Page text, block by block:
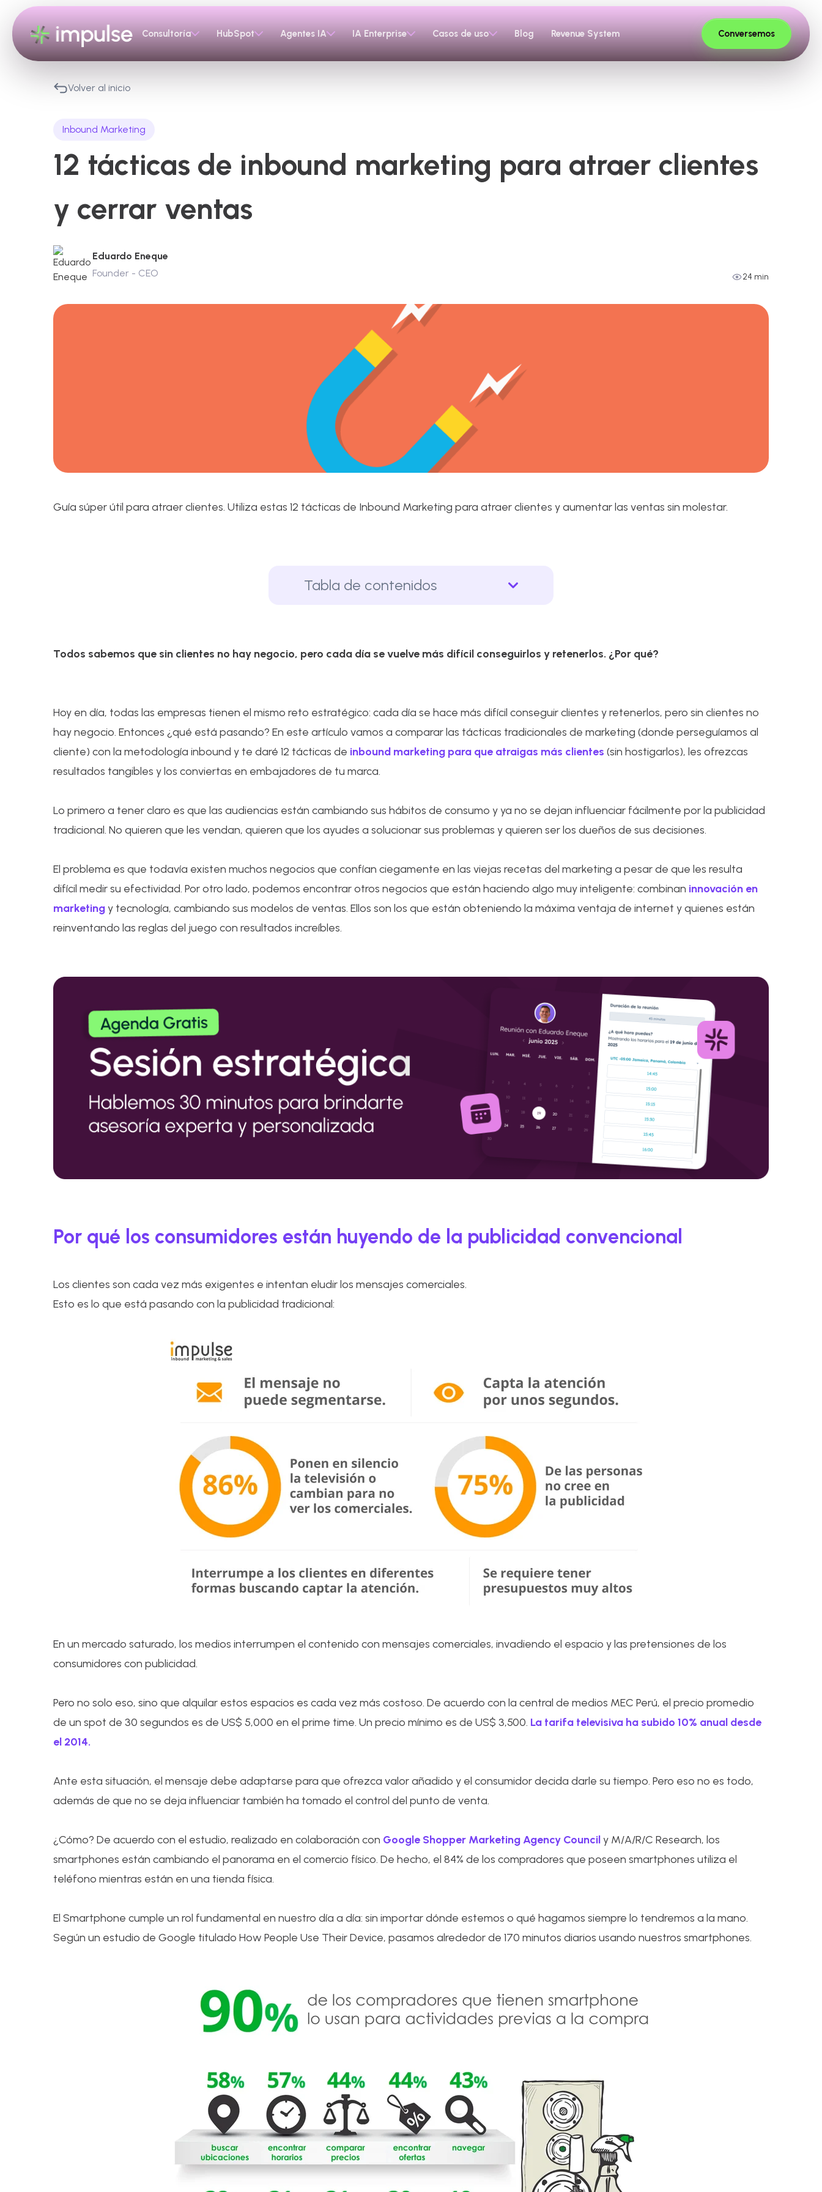
Consultoría HubSpot Agentes IA IA Enterprise Casos de uso Blog Revenue System Conversemos
Volver al inicio
Inbound Marketing
12 tácticas de inbound marketing para atraer clientes
y cerrar ventas
Eduardo Eneque
Founder - CEO
24 min
Guía súper útil para atraer clientes. Utiliza estas 12 tácticas de Inbound Marketing para atraer clientes y aumentar las ventas sin molestar.
Tabla de contenidos
Todos sabemos que sin clientes no hay negocio, pero cada día se vuelve más difícil conseguirlos y retenerlos. ¿Por qué?
Hoy en día, todas las empresas tienen el mismo reto estratégico: cada día se hace más difícil conseguir clientes y retenerlos, pero sin clientes no
hay negocio. Entonces ¿qué está pasando? En este artículo vamos a comparar las tácticas tradicionales de marketing (donde perseguíamos al
cliente) con la metodología inbound y te daré 12 tácticas de inbound marketing para que atraigas más clientes(sin hostigarlos), les ofrezcas
resultados tangibles y los conviertas en embajadores de tu marca.
Lo primero a tener claro es que las audiencias están cambiando sus hábitos de consumo y ya no se dejan influenciar fácilmente por la publicidad
tradicional. No quieren que les vendan, quieren que los ayudes a solucionar sus problemas y quieren ser los dueños de sus decisiones.
El problema es que todavía existen muchos negocios que confían ciegamente en las viejas recetas del marketing a pesar de que les resulta
difícil medir su efectividad. Por otro lado, podemos encontrar otros negocios que están haciendo algo muy inteligente: combinan innovación en
marketing y tecnología, cambiando sus modelos de ventas. Ellos son los que están obteniendo la máxima ventaja de internet y quienes están
reinventando las reglas del juego con resultados increíbles.
Por qué los consumidores están huyendo de la publicidad convencional
Los clientes son cada vez más exigentes e intentan eludir los mensajes comerciales.
Esto es lo que está pasando con la publicidad tradicional:
En un mercado saturado, los medios interrumpen el contenido con mensajes comerciales, invadiendo el espacio y las pretensiones de los
consumidores con publicidad.
Pero no solo eso, sino que alquilar estos espacios es cada vez más costoso. De acuerdo con la central de medios MEC Perú, el precio promedio
de un spot de 30 segundos es de US$ 5,000 en el prime time. Un precio mínimo es de US$ 3,500. La tarifa televisiva ha subido 10% anual desde
el 2014.
Ante esta situación, el mensaje debe adaptarse para que ofrezca valor añadido y el consumidor decida darle su tiempo. Pero eso no es todo,
además de que no se deja influenciar también ha tomado el control del punto de venta.
¿Cómo? De acuerdo con el estudio, realizado en colaboración con Google Shopper Marketing Agency Council y M/A/R/C Research, los
smartphones están cambiando el panorama en el comercio físico. De hecho, el 84% de los compradores que poseen smartphones utiliza el
teléfono mientras están en una tienda física.
El Smartphone cumple un rol fundamental en nuestro día a día: sin importar dónde estemos o qué hagamos siempre lo tendremos a la mano.
Según un estudio de Google titulado How People Use Their Device, pasamos alrededor de 170 minutos diarios usando nuestros smartphones.